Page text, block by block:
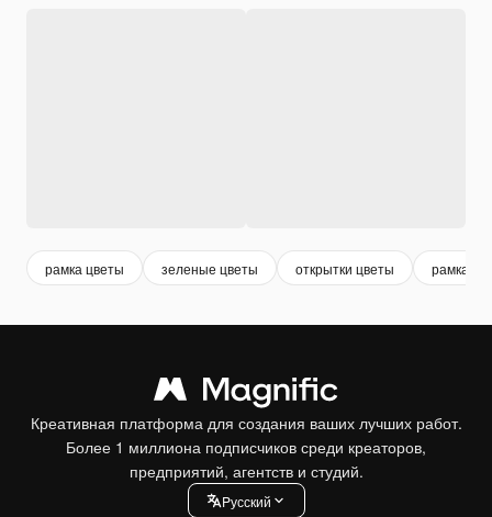
рамка цветы зеленые цветы открытки цветы рамка
Креативная платформа для создания ваших лучших работ.
Более 1 миллиона подписчиков среди креаторов,
предприятий, агентств и студий.
Pусский